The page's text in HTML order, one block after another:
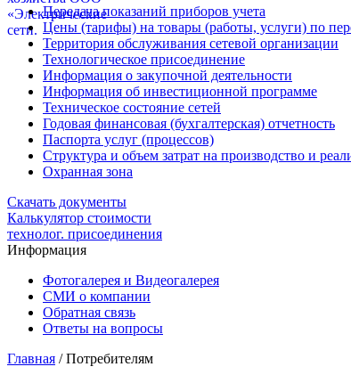
Передача показаний приборов учета
Цены (тарифы) на товары (работы, услуги) по
Территория обслуживания сетевой организации
Технологическое присоединение
Информация о закупочной деятельности
Информация об инвестиционной программе
Техническое состояние сетей
Годовая финансовая (бухгалтерская) отчетность
Паспорта услуг (процессов)
Структура и объем затрат на производство и
Охранная зона
Скачать документы
Калькулятор стоимости
технолог. присоединения
Информация
Фотогалерея и Видеогалерея
СМИ о компании
Обратная связь
Ответы на вопросы
Главная / Потребителям